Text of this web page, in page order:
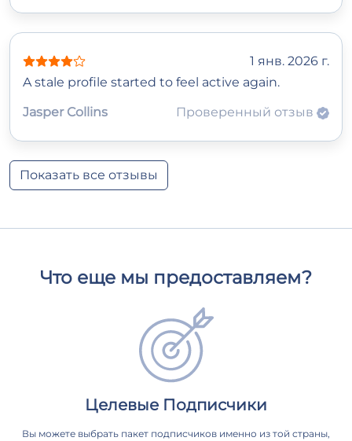
1 янв. 2026 г.
A stale profile started to feel active again.
Jasper Collins
Проверенный отзыв
Показать все отзывы
Что еще мы предоставляем?
Целевые Подписчики
Вы можете выбрать пакет подписчиков именно из той страны,